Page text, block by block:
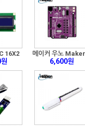
케이스 GPIO 40Pin 케이
3,300원